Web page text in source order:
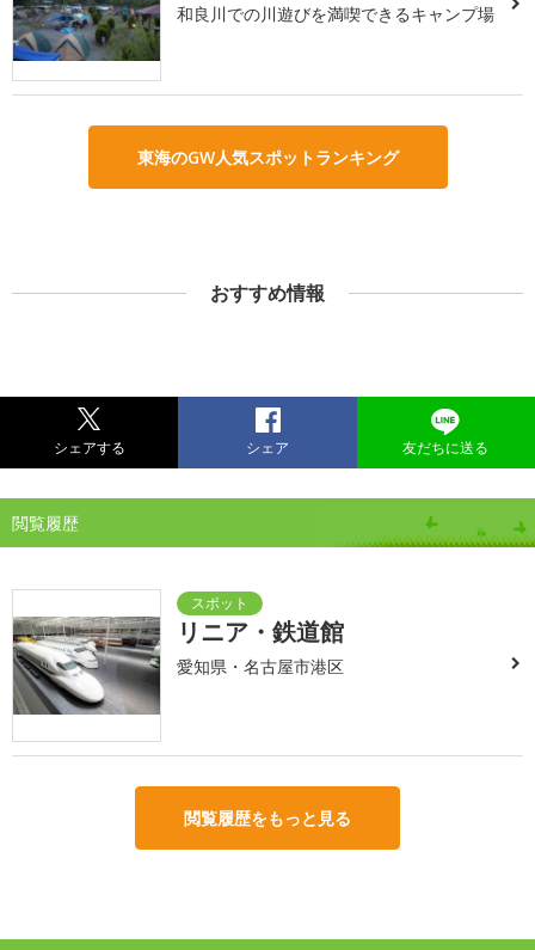
和良川での川遊びを満喫できるキャンプ場
東海のGW人気スポットランキング
おすすめ情報
シェアする シェア 友だちに送る
閲覧履歴
リニア・鉄道館
愛知県・名古屋市港区
閲覧履歴をもっと見る